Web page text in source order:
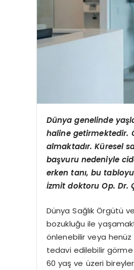
Dünya genelinde
haline getirmektedir.
almaktadır. Küresel
başvuru nedeniyle
erken tanı, bu
İzmit doktoru Op. Dr.
Dünya Sağlık Örgütü
bozukluğu ile
önlenebilir veya
tedavi edilebilir görme
60 yaş ve üzeri